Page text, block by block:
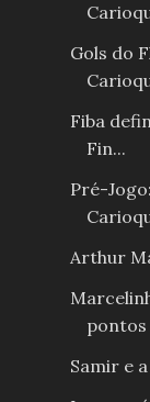
Gols do
Fiba
Fin...
Pré-
Arthur
pontos
Samir e